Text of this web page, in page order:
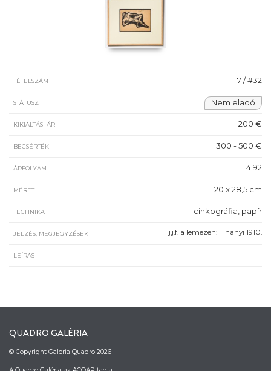
TÉTELSZÁM 7 / #32
STÁTUSZ Nem eladó
KIKIÁLTÁSI ÁR 200 €
BECSÉRTÉK 300 - 500 €
ÁRFOLYAM 4.92
MÉRET 20 x 28,5 cm
TECHNIKA cinkográfia, papír
JELZÉS, MEGJEGYZÉSEK j.j.f. a lemezen: Tihanyi 1910.
LEÍRÁS
QUADRO GALÉRIA
© Copyright Galeria Quadro 2026